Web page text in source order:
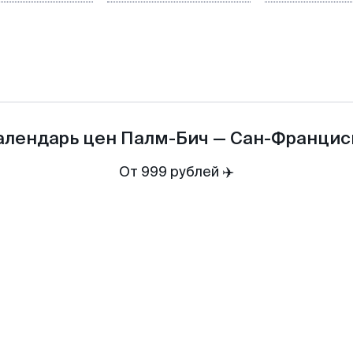
цен Палм-Бич — Сан-
От 999 рублей ✈️